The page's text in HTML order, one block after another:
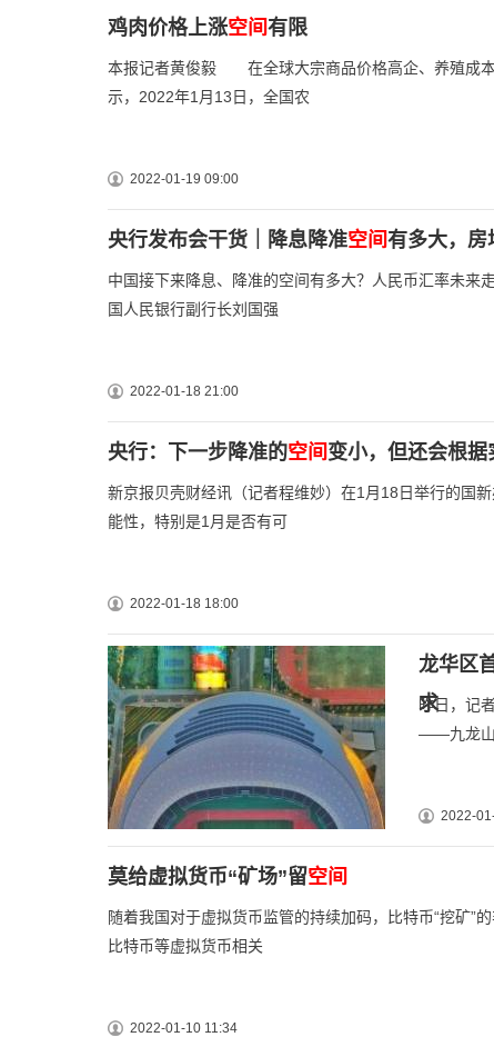
鸡肉价格上涨空间有限
本报记者黄俊毅 在全球大宗商品价格高企、养殖成本
示，2022年1月13日，全国农
2022-01-19 09:00
央行发布会干货｜降息降准空间有多大，房
中国接下来降息、降准的空间有多大？人民币汇率未来
国人民银行副行长刘国强
2022-01-18 21:00
央行：下一步降准的空间 变小，但还会根据
新京报贝壳财经讯（记者程维妙）在1月18日举行的国
能性，特别是1月是否有可
2022-01-18 18:00
龙华区
求
昨日，记
——九龙山
2022-
莫给虚拟货币“矿场”留空间
随着我国对于虚拟货币监管的持续加码，比特币“挖矿”
比特币等虚拟货币相关
2022-01-10 11:34